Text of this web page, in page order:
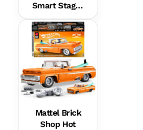
Smart Stages
Plüsch-
Hundefreund
in Für Babys,
Musikalische
s
Lernspielzeu
g,
Mehrsprachi
ge Version
Mattel Brick
Shop Hot